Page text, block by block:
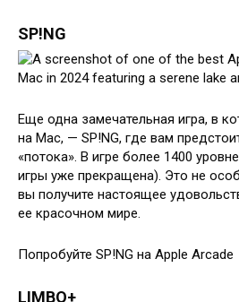
SP!NG
Еще одна замечательная игра, в
на Mac, — SP!NG, где вам
«потока». В игре более 1400
игры уже прекращена). Это не
вы получите настоящее
ее красочном мире.
Попробуйте SP!NG на Apple Arcade
LIMBO+